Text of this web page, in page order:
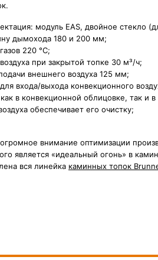
модуль EAS, двойное стекло
дымохода 180 и 200 мм;
220 °С;
при закрытой топке 30 м³/ч;
внешнего воздуха 125 мм;
входа/выхода конвекционного
в конвекционной облицовке, так и
обеспечивает его очистку;
внимание оптимизации
является «идеальный огонь» в
вся линейка каминных топок